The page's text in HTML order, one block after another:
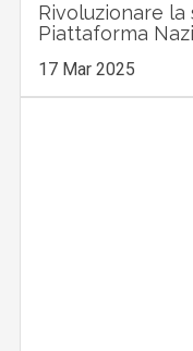
Rivoluzionare
Piattaforma
17 Mar 2025